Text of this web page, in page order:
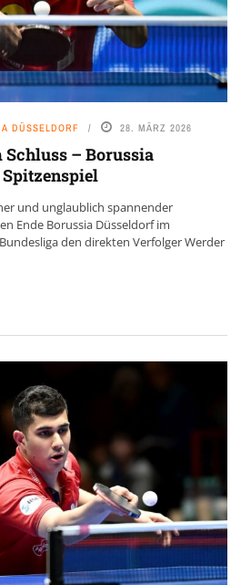
DÜSSELDORF 28. MÄRZ 2026
– Borussia
und unglaublich spannender
Ende Borussia Düsseldorf im
den direkten Verfolger Werder